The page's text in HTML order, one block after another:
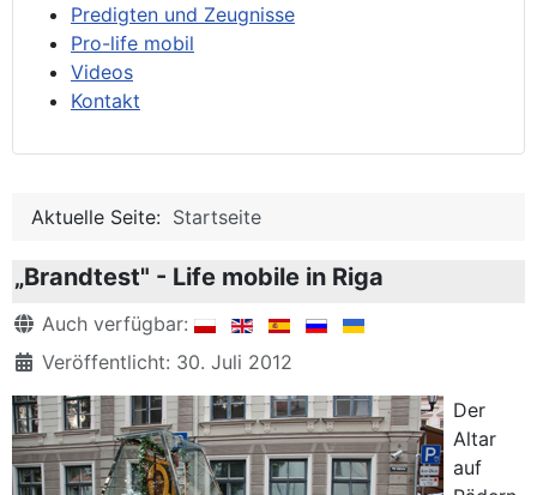
Predigten und Zeugnisse
Pro-life mobil
Videos
Kontakt
Aktuelle Seite: Startseite
„Brandtest" - Life mobile in Riga
DetailsAuch verfügbar:
Veröffentlicht: 30. Juli 2012
Der
Altar
auf